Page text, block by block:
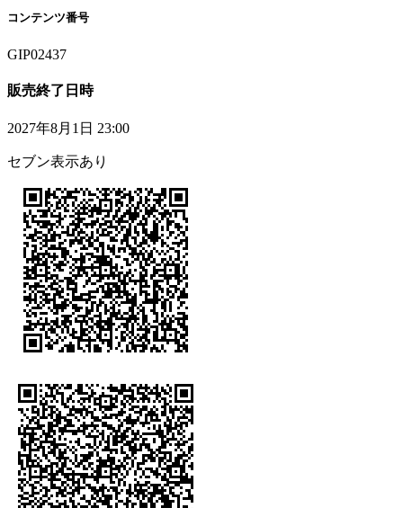
コンテンツ番号
GIP02437
販売終了日時
2027年8月1日 23:00
セブン表示あり